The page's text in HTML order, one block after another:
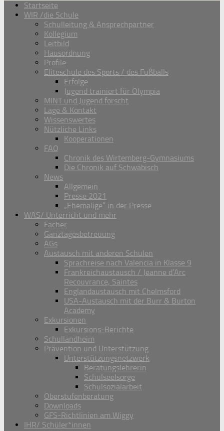
Startseite
WIR /die Schule
Schulleitung & Ansprechpartner
Kollegium
Leitbild
Hausordnung
Profile
Eliteschule des Sports / des Fußballs
Erfolge
Jugend trainiert für Olympia
MINT und Jugend forscht
Lage & Kontakt
Wissenswertes
Nützliche Links
Kooperationen
FAQ
Chronik des Wirtemberg-Gymnasiums
Die Chronik auf Schwäbisch
News
Allgemein
Presse 2021
„Ehemalige“ in der Presse
WAS/ Unterricht und mehr
Fächer
Ganztagesbetreuung
AGs
Austausch mit anderen Schulen
Sprachreise nach Valencia in Klasse 9
Frankreichaustausch / Jeanne d’Arc
Recouvrance, Saintes
Englandaustausch mit Chelmsford
USA-Austausch mit der Burr & Burton
Academy
Exkursionen
Exkursions-Berichte
Schullandheim
Prävention und Unterstützung
Unterstützungsnetzwerk
Beratungslehrerin
Schulseelsorge
Schulsozialarbeit
Oberstufenberatung
Downloads
GFS-Richtlinien am Wiggy
IHR/ Schüler*innen